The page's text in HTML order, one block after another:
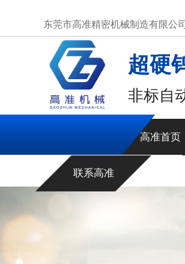
东莞市高准精密机械制造有限公
超硬
非标自
高准首页
联系高准